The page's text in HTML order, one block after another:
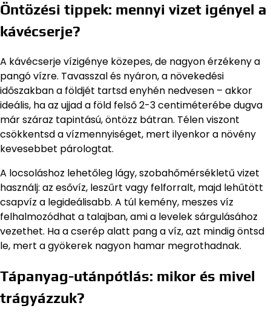
Öntözési tippek: mennyi vizet igényel a
kávécserje?
A kávécserje vízigénye közepes, de nagyon érzékeny a
pangó vízre. Tavasszal és nyáron, a növekedési
időszakban a földjét tartsd enyhén nedvesen – akkor
ideális, ha az ujjad a föld felső 2-3 centiméterébe dugva
már száraz tapintású, öntözz bátran. Télen viszont
csökkentsd a vízmennyiséget, mert ilyenkor a növény
kevesebbet párologtat.
A locsoláshoz lehetőleg lágy, szobahőmérsékletű vizet
használj: az esővíz, leszűrt vagy felforralt, majd lehűtött
csapvíz a legideálisabb. A túl kemény, meszes víz
felhalmozódhat a talajban, ami a levelek sárgulásához
vezethet. Ha a cserép alatt pang a víz, azt mindig öntsd
le, mert a gyökerek nagyon hamar megrothadnak.
Tápanyag-utánpótlás: mikor és mivel
trágyázzuk?